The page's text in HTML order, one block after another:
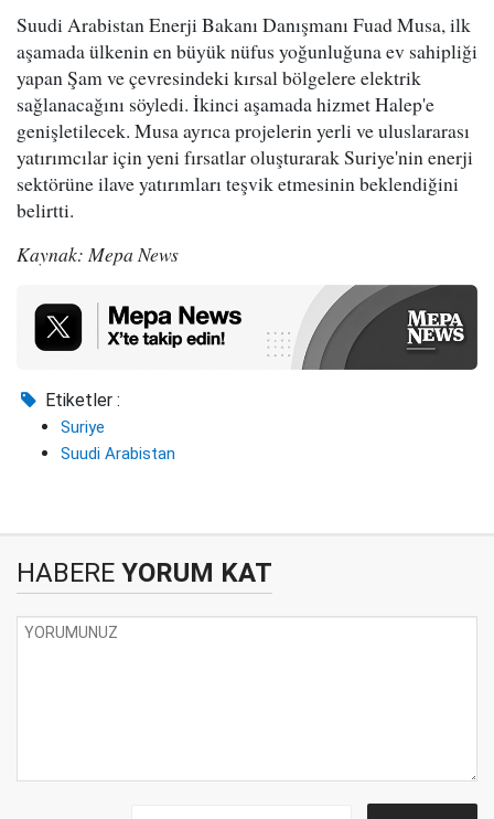
Suudi Arabistan Enerji Bakanı Danışmanı Fuad Musa, ilk
aşamada ülkenin en büyük nüfus yoğunluğuna ev sahipliği
yapan Şam ve çevresindeki kırsal bölgelere elektrik
sağlanacağını söyledi. İkinci aşamada hizmet Halep'e
genişletilecek. Musa ayrıca projelerin yerli ve uluslararası
yatırımcılar için yeni fırsatlar oluşturarak Suriye'nin enerji
sektörüne ilave yatırımları teşvik etmesinin beklendiğini
belirtti.
Kaynak: Mepa News
Etiketler :
Suriye
Suudi Arabistan
HABERE YORUM KAT